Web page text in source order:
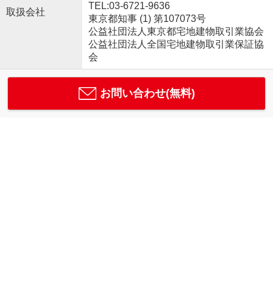
取扱会社
TEL:03-6721-9636
東京都知事 (1) 第107073号
公益社団法人東京都宅地建物取引業協会
公益社団法人全国宅地建物取引業保証協
会
お問い合わせ(無料)